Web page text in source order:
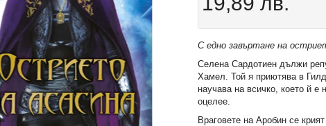
С едно завъртане на
Селена Сардотиен дължи
Хамел. Той я приютява в
научава на всичко, което й е
оцелее.
Враговете на Аробин се